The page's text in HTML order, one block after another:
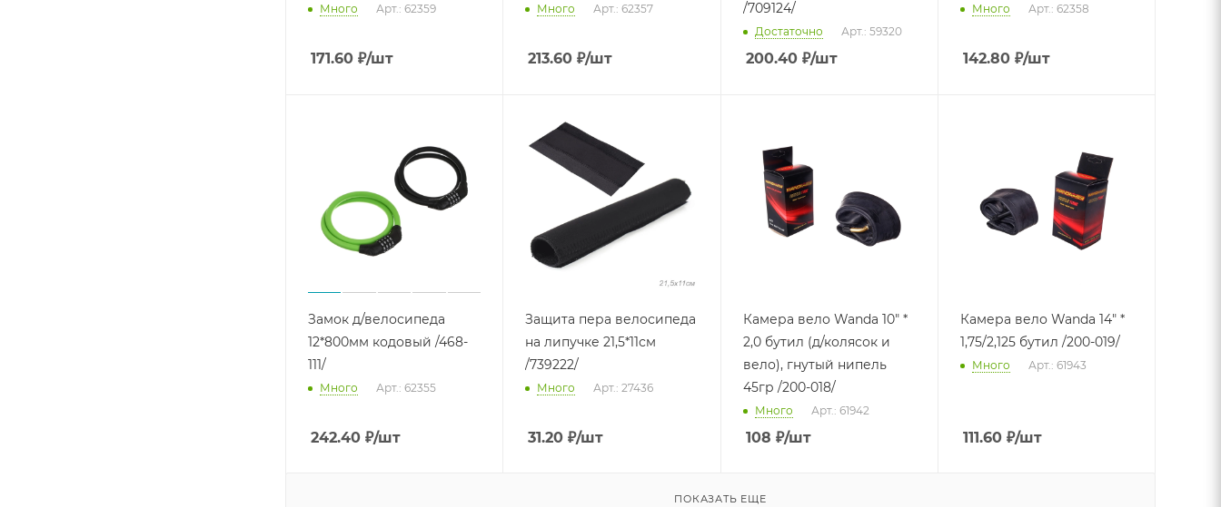
Много Арт.: 62359
171.60 ₽/шт
Много Арт.: 62357
213.60 ₽/шт
/709124/
Достаточно Арт.: 59320
200.40₽/шт
Много Арт.: 62358
142.80₽/шт
Замок д/велосипеда
12*800мм кодовый /468-
111/
Много Арт.: 62355
242.40 ₽/шт
Защита пера велосипеда
на липучке 21,5*11см
/739222/
Много Арт.: 27436
31.20 ₽/шт
Камера вело Wanda 10" *
2,0 бутил (д/колясок и
вело), гнутый нипель
45гр /200-018/
Много Арт.: 61942
108 ₽/шт
Камера вело Wanda 14" *
1,75/2,125 бутил /200-019/
Много Арт.: 61943
111.60₽/шт
ПОКАЗАТЬ ЕЩЕ